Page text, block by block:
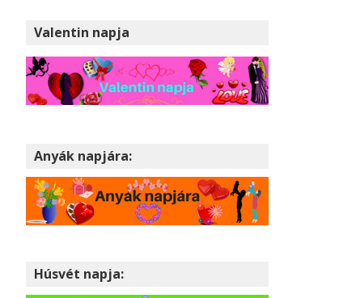
Valentin napja
Anyák napjára:
Húsvét napja: